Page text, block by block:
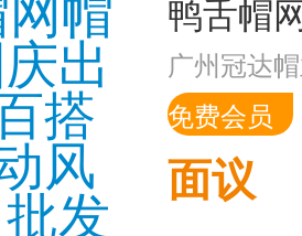
广州冠达
免费会员
面议